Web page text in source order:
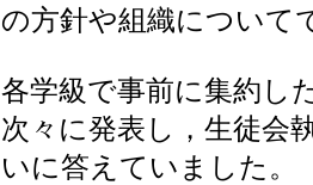
の方針や組織について
各学級で事前に集約し
次々に発表し，生徒会
いに答えていました。